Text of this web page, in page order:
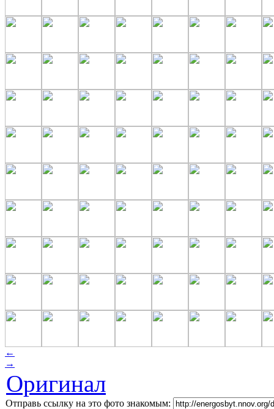
←
→
Оригинал
Отправь ссылку на это фото знакомым: